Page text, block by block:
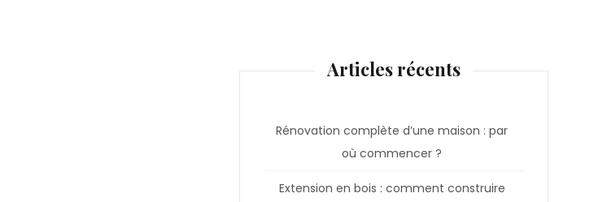
Articles récents
Rénovation complète d’une maison : par
où commencer ?
Extension en bois : comment construire